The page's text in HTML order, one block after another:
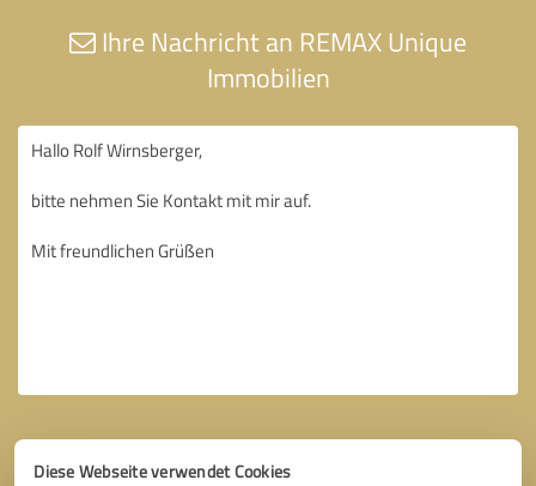
Diese Webseite verwendet Cookies
Ihre Nachricht an REMAX Unique
Immobilien